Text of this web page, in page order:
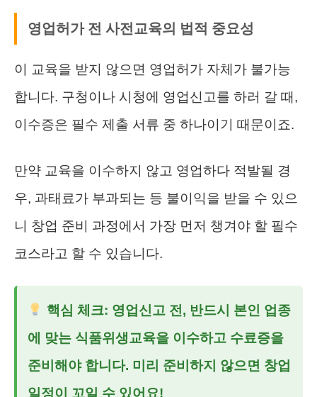
영업허가 전 사전교육의 법적 중요성
이 교육을 받지 않으면 영업허가 자체가 불가능
합니다. 구청이나 시청에 영업신고를 하러 갈 때,
이수증은 필수 제출 서류 중 하나이기 때문이죠.
만약 교육을 이수하지 않고 영업하다 적발될 경
우, 과태료가 부과되는 등 불이익을 받을 수 있으
니 창업 준비 과정에서 가장 먼저 챙겨야 할 필수
코스라고 할 수 있습니다.
핵심 체크: 영업신고 전, 반드시 본인 업종
에 맞는 식품위생교육을 이수하고 수료증을
준비해야 합니다. 미리 준비하지 않으면 창업
일정이 꼬일 수 있어요!